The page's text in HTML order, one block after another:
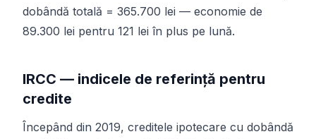
dobândă totală = 365.700 lei — economie de
89.300 lei pentru 121 lei în plus pe lună.
IRCC — indicele de referință pentru
credite
Începând din 2019, creditele ipotecare cu dobândă